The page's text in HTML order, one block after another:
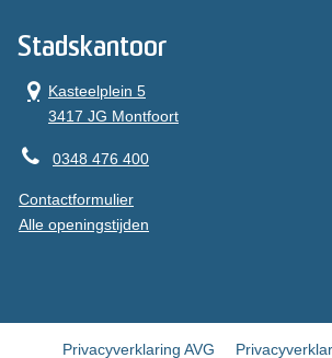
Stadskantoor
Kasteelplein 5
3417 JG Montfoort
0348 476 400
Contactformulier
Alle openingstijden
Privacyverklaring AVG